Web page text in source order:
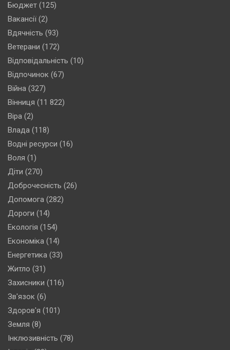
Бюджет (125)
Вакансії (2)
Вдячність (93)
Ветерани (172)
Відповідальність (10)
Відпочинок (67)
Війна (327)
Вінниця (11 822)
Віра (2)
Влада (118)
Водні ресурси (16)
Воля (1)
Діти (270)
Доброчесність (26)
Допомога (282)
Дороги (14)
Екологія (154)
Економіка (14)
Енергетика (33)
Житло (31)
Захисники (116)
Зв'язок (6)
Здоров'я (101)
Земля (8)
Інклюзивність (78)